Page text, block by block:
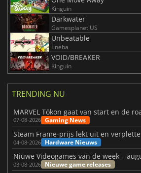
Kinguin
Darkwater
Gamesplanet US
Unbeatable
Eneba
VOID/BREAKER
Kinguin
TRENDING NU
07-08-2026 Gaming News
04-08-2026 Hardware Nieuws
03-08-2026 Nieuwe game releases